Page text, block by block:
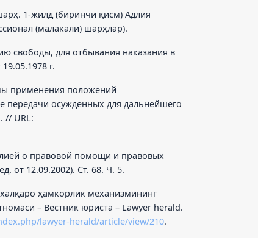
1-жилд (биринчи қисм) Адлия
(малакали) шарҳлар).
свободы, для отбывания наказания в
г.
применения положений
передачи осужденных для дальнейшего
// URL:
о правовой помощи и правовых
от 12.09.2002). Ст. 68. Ч. 5.
ҳамкорлик механизмининг
– Вестник юриста – Lawyer herald.
lawyer-herald/article/view/210.